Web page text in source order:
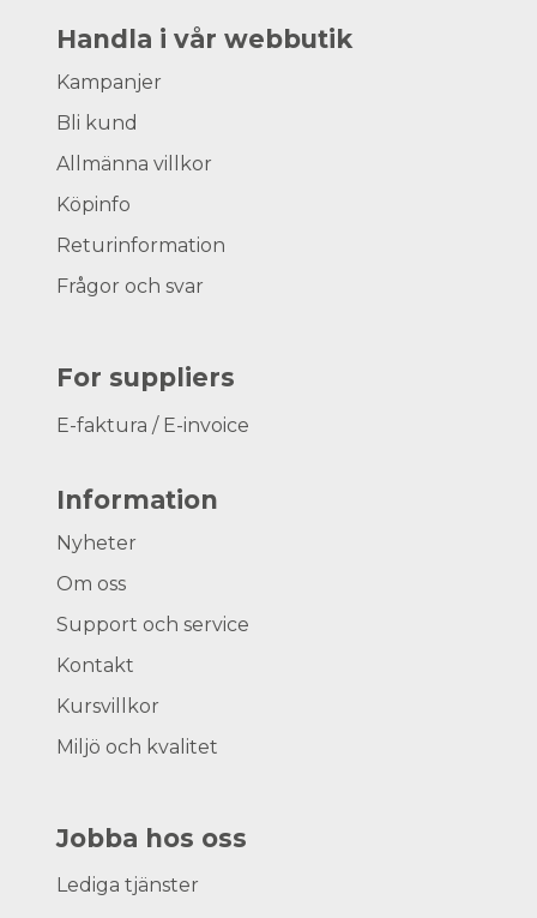
Handla i vår webbutik
Kampanjer
Bli kund
Allmänna villkor
Köpinfo
Returinformation
Frågor och svar
For suppliers
E-faktura / E-invoice
Information
Nyheter
Om oss
Support och service
Kontakt
Kursvillkor
Miljö och kvalitet
Jobba hos oss
Lediga tjänster